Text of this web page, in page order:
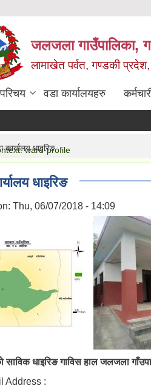
जलजला गाउँपालिका,
लामाखेत पर्वत, गण्डकी
परिचय वडा कार्यालयहरु
message
ward-profile
hereधाइरिङ
धाइरिङ
Thu, 06/07/2018 - 14:09
साविक​ धाइरिङ गाविस हाल जलजला
Address :